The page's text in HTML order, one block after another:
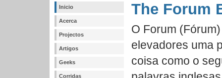
Inicio
Acerca
Projectos
Artigos
Geeks
Corridas
The Forum
O Forum
elevadores uma
coisa como o